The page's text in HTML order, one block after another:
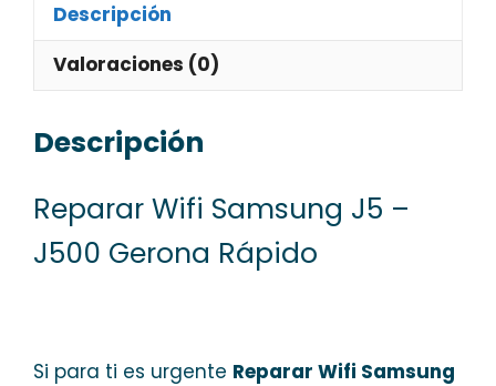
Descripción
Valoraciones (0)
Descripción
Reparar Wifi Samsung J5 –
J500 Gerona Rápido
Si para ti es urgente Reparar Wifi Samsung